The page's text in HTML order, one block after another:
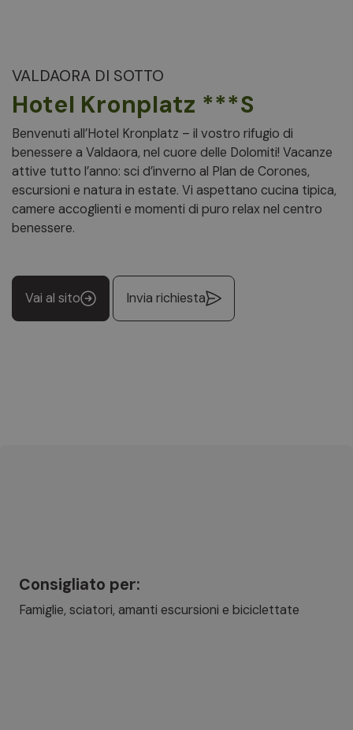
VALDAORA DI SOTTO
Hotel Kronplatz ***S
Benvenuti all’Hotel Kronplatz – il vostro rifugio di
benessere a Valdaora, nel cuore delle Dolomiti! Vacanze
attive tutto l’anno: sci d’inverno al Plan de Corones,
escursioni e natura in estate. Vi aspettano cucina tipica,
camere accoglienti e momenti di puro relax nel centro
benessere.
Vai al sito Invia richiesta
Consigliato per:
Famiglie, sciatori, amanti escursioni e biciclettate